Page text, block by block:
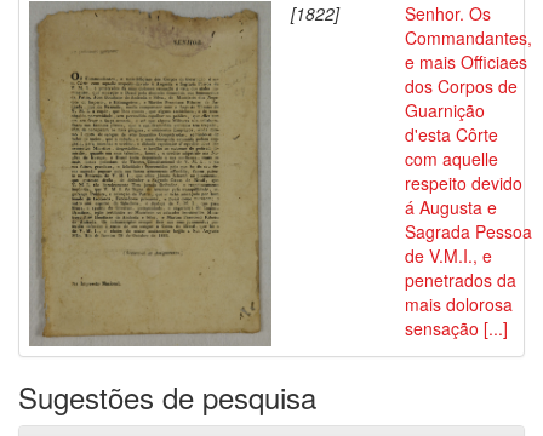
[1822]
Senhor. Os
Commandantes,
e mais Officiaes
dos Corpos de
Guarnição
d'esta Côrte
com aquelle
respeito devido
á Augusta e
Sagrada Pessoa
de V.M.I., e
penetrados da
mais dolorosa
sensação [...]
Sugestões de pesquisa